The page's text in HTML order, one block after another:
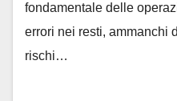
fondamentale delle
errori nei resti, ammanchi
rischi…